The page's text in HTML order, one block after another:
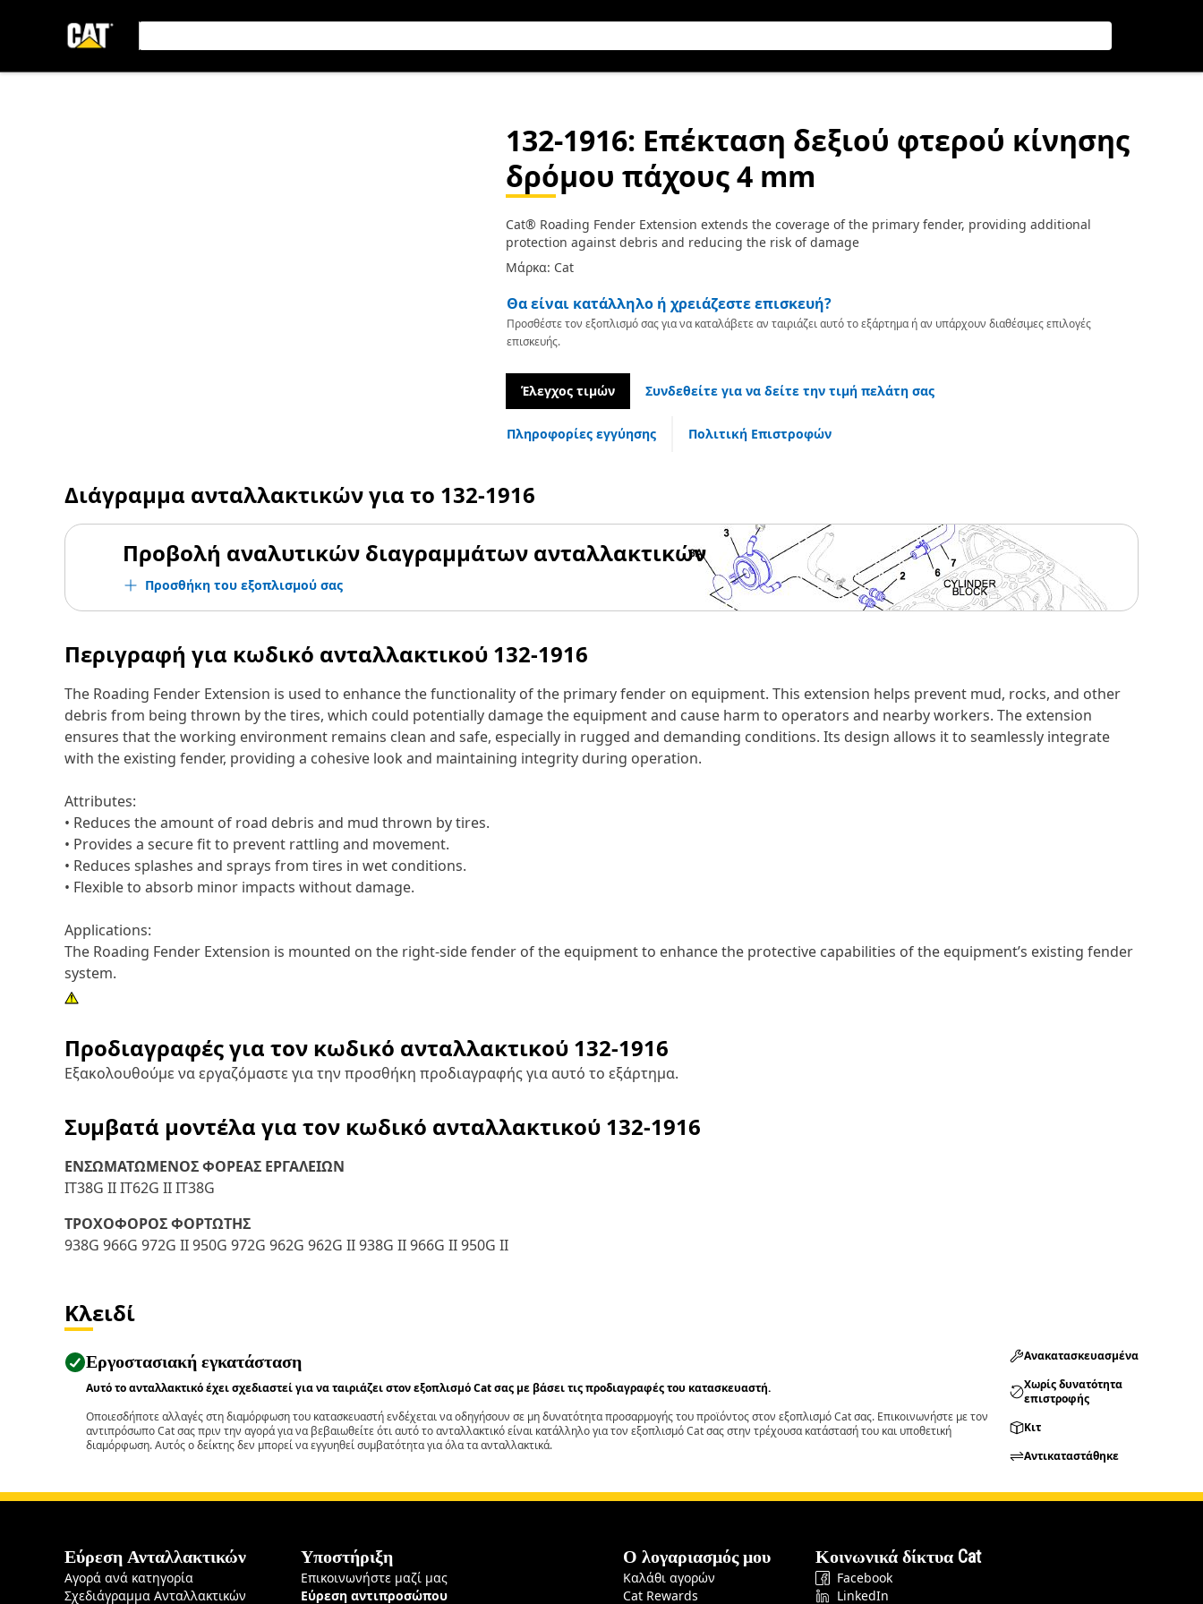
132-1916: Επέκταση δεξιού φτερού κίνησης
δρόμου πάχους 4 mm
Cat® Roading Fender Extension extends the coverage of the primary fender, providing additional
protection against debris and reducing the risk of damage
Μάρκα: Cat
Θα είναι κατάλληλο ή χρειάζεστε επισκευή?
Προσθέστε τον εξοπλισμό σας για να καταλάβετε αν ταιριάζει αυτό το εξάρτημα ή αν υπάρχουν διαθέσιμες επιλογές
επισκευής.
Έλεγχος τιμών Συνδεθείτε για να δείτε την τιμή πελάτη σας
Πληροφορίες εγγύησης Πολιτική Επιστροφών
Διάγραμμα ανταλλακτικών για το 132-1916
Προβολή αναλυτικών διαγραμμάτων ανταλλακτικών
Προσθήκη του εξοπλισμού σας
Περιγραφή για κωδικό ανταλλακτικού 132-1916
The Roading Fender Extension is used to enhance the functionality of the primary fender on equipment. This extension helps prevent mud, rocks, and other
debris from being thrown by the tires, which could potentially damage the equipment and cause harm to operators and nearby workers. The extension
ensures that the working environment remains clean and safe, especially in rugged and demanding conditions. Its design allows it to seamlessly integrate
with the existing fender, providing a cohesive look and maintaining integrity during operation.
Attributes:
• Reduces the amount of road debris and mud thrown by tires.
• Provides a secure fit to prevent rattling and movement.
• Reduces splashes and sprays from tires in wet conditions.
• Flexible to absorb minor impacts without damage.
Applications:
The Roading Fender Extension is mounted on the right-side fender of the equipment to enhance the protective capabilities of the equipment’s existing fender
system.
Προδιαγραφές για τον κωδικό ανταλλακτικού 132-1916
Εξακολουθούμε να εργαζόμαστε για την προσθήκη προδιαγραφής για αυτό το εξάρτημα.
Συμβατά μοντέλα για τον κωδικό ανταλλακτικού 132-1916
ΕΝΣΩΜΑΤΩΜΕΝΟΣ ΦΟΡΕΑΣ ΕΡΓΑΛΕΙΩΝ
IT38G II IT62G II IT38G
ΤΡΟΧΟΦΟΡΟΣ ΦΟΡΤΩΤΗΣ
938G 966G 972G II 950G 972G 962G 962G II 938G II 966G II 950G II
Κλειδί
Εργοστασιακή εγκατάσταση
Αυτό το ανταλλακτικό έχει σχεδιαστεί για να ταιριάζει στον εξοπλισμό Cat σας με βάσει τις προδιαγραφές του κατασκευαστή.
Οποιεσδήποτε αλλαγές στη διαμόρφωση του κατασκευαστή ενδέχεται να οδηγήσουν σε μη δυνατότητα προσαρμογής του προϊόντος στον εξοπλισμό Cat σας. Επικοινωνήστε με τον
αντιπρόσωπο Cat σας πριν την αγορά για να βεβαιωθείτε ότι αυτό το ανταλλακτικό είναι κατάλληλο για τον εξοπλισμό Cat σας στην τρέχουσα κατάστασή του και υποθετική
διαμόρφωση. Αυτός ο δείκτης δεν μπορεί να εγγυηθεί συμβατότητα για όλα τα ανταλλακτικά.
Ανακατασκευασμένα
Χωρίς δυνατότητα
επιστροφής
Κιτ
Αντικαταστάθηκε
Εύρεση Ανταλλακτικών
Αγορά ανά κατηγορία
Σχεδιάγραμμα Ανταλλακτικών
Υποστήριξη
Επικοινωνήστε μαζί μας
Εύρεση αντιπροσώπου
Ο λογαριασμός μου
Καλάθι αγορών
Cat Rewards
Κοινωνικά δίκτυα Cat
Facebook
LinkedIn